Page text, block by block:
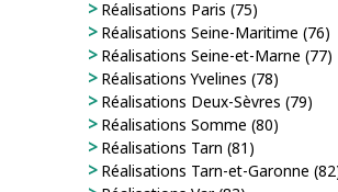
Réalisations Paris (75)
Réalisations Seine-Maritime (76)
Réalisations Seine-et-Marne (77)
Réalisations Yvelines (78)
Réalisations Deux-Sèvres (79)
Réalisations Somme (80)
Réalisations Tarn (81)
Réalisations Tarn-et-Garonne